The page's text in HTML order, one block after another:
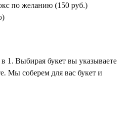
по желанию (150 руб.)
1. Выбирая букет вы указываете
Мы соберем для вас букет и